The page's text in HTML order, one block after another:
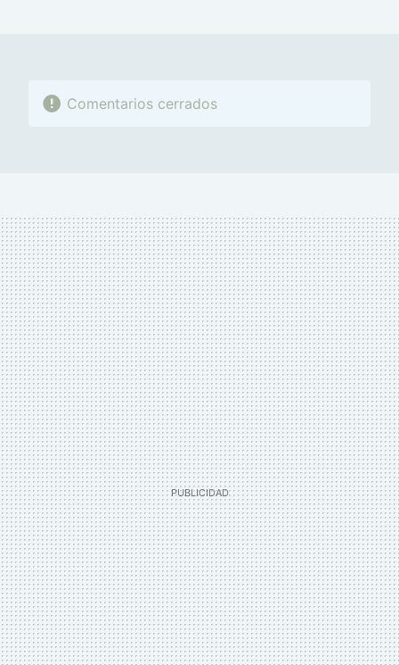
Comentarios cerrados